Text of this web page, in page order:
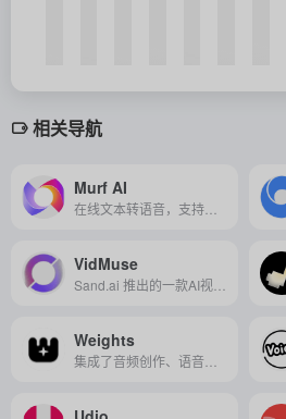
相关导航
Murf AI
VidMuse
Weights